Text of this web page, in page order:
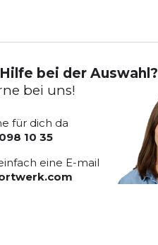
bei der Auswahl?
bei uns!
für dich da
10 35
eine E-mail